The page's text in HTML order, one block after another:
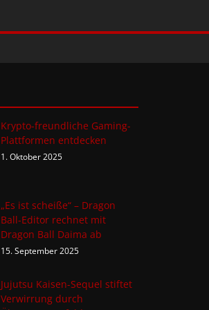
Krypto-freundliche Gaming-
Plattformen entdecken
1. Oktober 2025
„Es ist scheiße“ – Dragon
Ball-Editor rechnet mit
Dragon Ball Daima ab
15. September 2025
Jujutsu Kaisen-Sequel stiftet
Verwirrung durch